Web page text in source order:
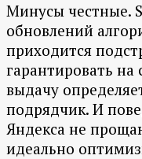
Минусы честные.
обновлений
приходится
гарантировать
выдачу
подрядчик. И
Яндекса не
идеально